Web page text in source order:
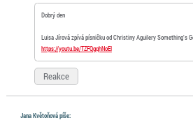
Dobrý den
Luisa Jírová zpívá písničku od Christiny Aguilery Something’s
https://youtu.be/TZFQgqhNoEI
Reakce
Jana Květoňová píše: